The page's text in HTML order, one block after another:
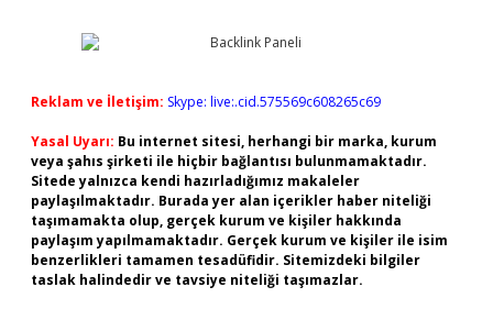
Reklam ve İletişim: Skype: live:.cid.575569c608265c69
Yasal Uyarı: Bu internet sitesi, herhangi bir marka, kurum
veya şahıs şirketi ile hiçbir bağlantısı bulunmamaktadır.
Sitede yalnızca kendi hazırladığımız makaleler
paylaşılmaktadır. Burada yer alan içerikler haber niteliği
taşımamakta olup, gerçek kurum ve kişiler hakkında
paylaşım yapılmamaktadır. Gerçek kurum ve kişiler ile isim
benzerlikleri tamamen tesadüfidir. Sitemizdeki bilgiler
taslak halindedir ve tavsiye niteliği taşımazlar.